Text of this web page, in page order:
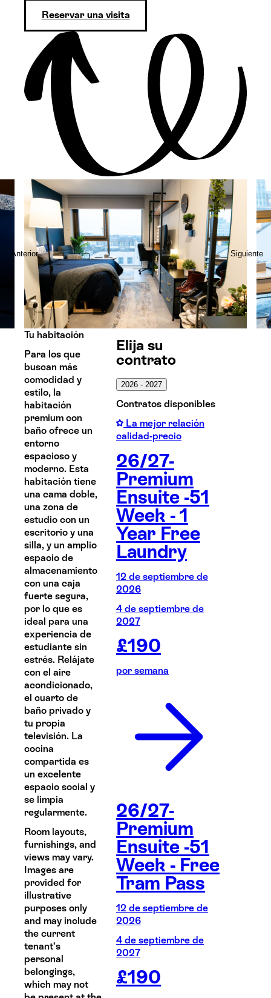
Reservar una visita
Anterior Siguiente
Tu habitación
Para los que
buscan más
comodidad y
estilo, la
habitación
premium con
baño ofrece un
entorno
espacioso y
moderno. Esta
habitación tiene
una cama doble,
una zona de
estudio con un
escritorio y una
silla, y un amplio
espacio de
almacenamiento
con una caja
fuerte segura,
por lo que es
ideal para una
experiencia de
estudiante sin
estrés. Relájate
con el aire
acondicionado,
el cuarto de
baño privado y
tu propia
televisión. La
cocina
compartida es
un excelente
espacio social y
se limpia
regularmente.
Room layouts,
furnishings, and
views may vary.
Images are
provided for
illustrative
purposes only
and may include
the current
tenant’s
personal
belongings,
which may not
Elija su
contrato
2026 - 2027
Contratos disponibles
La mejor relación
calidad-precio
26/27-
Premium
Ensuite -51
Week - 1
Year Free
Laundry
12 de septiembre de
2026
4 de septiembre de
2027
£190
por semana
26/27-
Premium
Ensuite -51
Week - Free
Tram Pass
12 de septiembre de
2026
4 de septiembre de
2027
£190